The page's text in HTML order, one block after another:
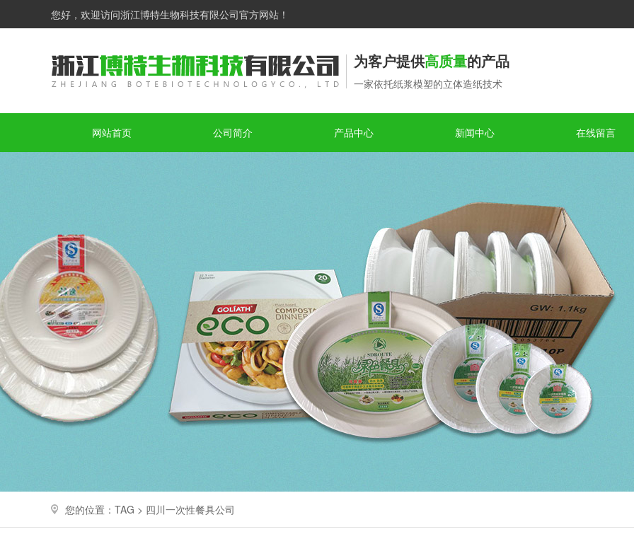
您好，欢迎访问浙江博特生物科技有限公司官方网站！
为客户提供高质量的产品
一家依托纸浆模塑的立体造纸技术
网站首页 公司简介 产品中心 新闻中心 在线留言
您的位置：TAG > 四川一次性餐具公司